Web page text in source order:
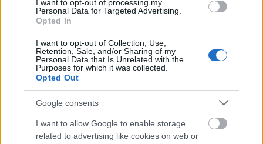
I want to opt-out of processing my
Personal Data for Targeted Advertising.
Opted In
I want to opt-out of Collection, Use,
Retention, Sale, and/or Sharing of my
Personal Data that Is Unrelated with the
Purposes for which it was collected.
Opted Out
Google consents
I want to allow Google to enable storage
related to advertising like cookies on web or